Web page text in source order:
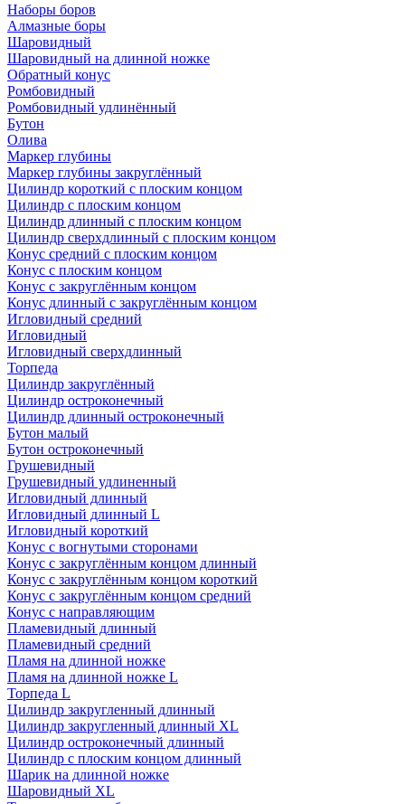
Наборы боров
Алмазные боры
Шаровидный
Шаровидный на длинной ножке
Обратный конус
Ромбовидный
Ромбовидный удлинённый
Бутон
Олива
Маркер глубины
Маркер глубины закруглённый
Цилиндр короткий с плоским концом
Цилиндр с плоским концом
Цилиндр длинный с плоским концом
Цилиндр сверхдлинный с плоским концом
Конус средний с плоским концом
Конус с плоским концом
Конус с закруглённым концом
Конус длинный с закруглённым концом
Игловидный средний
Игловидный
Игловидный сверхдлинный
Торпеда
Цилиндр закруглённый
Цилиндр остроконечный
Цилиндр длинный остроконечный
Бутон малый
Бутон остроконечный
Грушевидный
Грушевидный удлиненный
Игловидный длинный
Игловидный длинный L
Игловидный короткий
Конус с вогнутыми сторонами
Конус с закруглённым концом длинный
Конус с закруглённым концом короткий
Конус с закруглённым концом средний
Конус с направляющим
Пламевидный длинный
Пламевидный средний
Пламя на длинной ножке
Пламя на длинной ножке L
Торпеда L
Цилиндр закругленный длинный
Цилиндр закругленный длинный XL
Цилиндр остроконечный длинный
Цилиндр с плоским концом длинный
Шарик на длинной ножке
Шаровидный XL